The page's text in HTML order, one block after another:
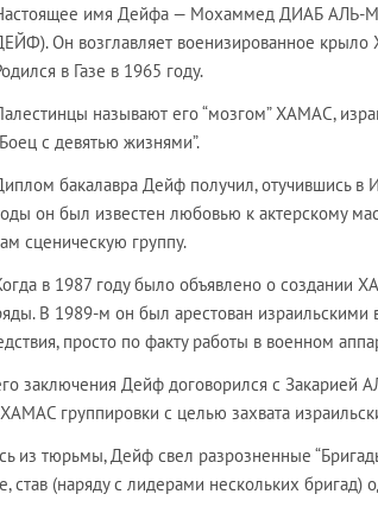
имя Дейфа — Мохаммед ДИАБ АЛЬ-
Он возглавляет военизированное крыло
в Газе в 1965 году.
называют его “мозгом” ХАМАС,
с девятью жизнями”.
бакалавра Дейф получил, отучившись в
он был известен любовью к актерскому
сценическую группу.
в 1987 году было объявлено о создании
В 1989-м он был арестован
просто по факту работы в военном
заключения Дейф договорился с
группировки с целью захвата
из тюрьмы, Дейф свел разрозненные
став (наряду с лидерами нескольких бригад)